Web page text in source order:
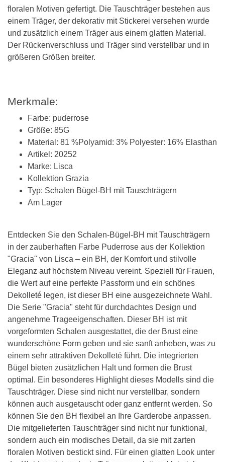
floralen Motiven gefertigt. Die Tauschträger bestehen aus
einem Träger, der dekorativ mit Stickerei versehen wurde
und zusätzlich einem Träger aus einem glatten Material.
Der Rückenverschluss und Träger sind verstellbar und in
größeren Größen breiter.
Merkmale:
Farbe: puderrose
Größe: 85G
Material: 81 %Polyamid: 3% Polyester: 16% Elasthan
Artikel: 20252
Marke: Lisca
Kollektion Grazia
Typ: Schalen Bügel-BH mit Tauschträgern
Am Lager
Entdecken Sie den Schalen-Bügel-BH mit Tauschträgern
in der zauberhaften Farbe Puderrose aus der Kollektion
"Gracia" von Lisca – ein BH, der Komfort und stilvolle
Eleganz auf höchstem Niveau vereint. Speziell für Frauen,
die Wert auf eine perfekte Passform und ein schönes
Dekolleté legen, ist dieser BH eine ausgezeichnete Wahl.
Die Serie "Gracia" steht für durchdachtes Design und
angenehme Trageeigenschaften. Dieser BH ist mit
vorgeformten Schalen ausgestattet, die der Brust eine
wunderschöne Form geben und sie sanft anheben, was zu
einem sehr attraktiven Dekolleté führt. Die integrierten
Bügel bieten zusätzlichen Halt und formen die Brust
optimal. Ein besonderes Highlight dieses Modells sind die
Tauschträger. Diese sind nicht nur verstellbar, sondern
können auch ausgetauscht oder ganz entfernt werden. So
können Sie den BH flexibel an Ihre Garderobe anpassen.
Die mitgelieferten Tauschträger sind nicht nur funktional,
sondern auch ein modisches Detail, da sie mit zarten
floralen Motiven bestickt sind. Für einen glatten Look unter